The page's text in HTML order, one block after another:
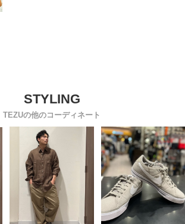
TEZUの他のコーディネート